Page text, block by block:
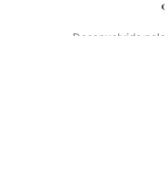
Desenvolvido pelo